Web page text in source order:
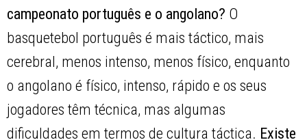
campeonato português e o angolano? O
basquetebol português é mais táctico, mais
cerebral, menos intenso, menos físico, enquanto
o angolano é físico, intenso, rápido e os seus
jogadores têm técnica, mas algumas
dificuldades em termos de cultura táctica. Existe